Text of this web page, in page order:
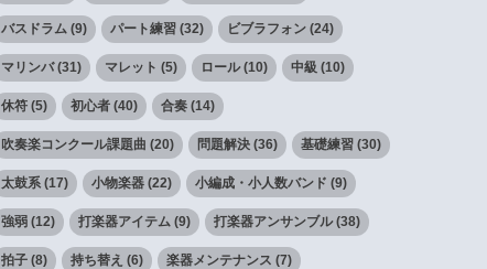
バスドラム (9) パート練習 (32) ビブラフォン (24)
マリンバ(31) マレット (5) ロール(10) 中級 (10)
休符 (5) 初心者 (40) 合奏 (14)
吹奏楽コンクール課題曲 (20) 問題解決 (36) 基礎練習 (30)
太鼓系 (17) 小物楽器 (22) 小編成・小人数バンド (9)
強弱 (12) 打楽器アイテム (9) 打楽器アンサンブル(38)
拍子 (8) 持ち替え (6) 楽器メンテナンス (7)